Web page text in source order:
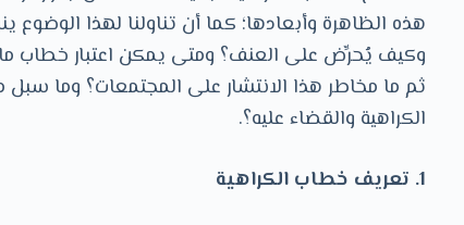
هذه الظاهرة وأبعادها؛ كما أن تناولنا لهذا
وكيف يُحرِّض على العنف؟ ومتى يمكن اعتبار خطاب ما
ثم ما مخاطر هذا الانتشار على المجتمعات؟ وما
الكراهية والقضاء عليه؟.
1. تعريف خطاب الكراهية